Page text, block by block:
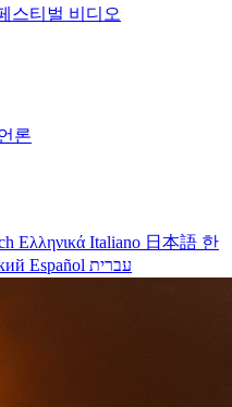
스티벌 비디오
론
Ελληνικά Italiano 日本語 한
Español עברית